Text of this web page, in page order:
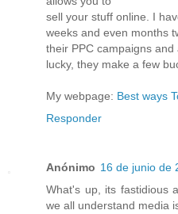
sell your stuff online. I
weeks and even months
their PPC campaigns
lucky, they make a few
My webpage: Best ways
Responder
Anónimo 16 de junio de
What's up, its fastidious
we all understand media